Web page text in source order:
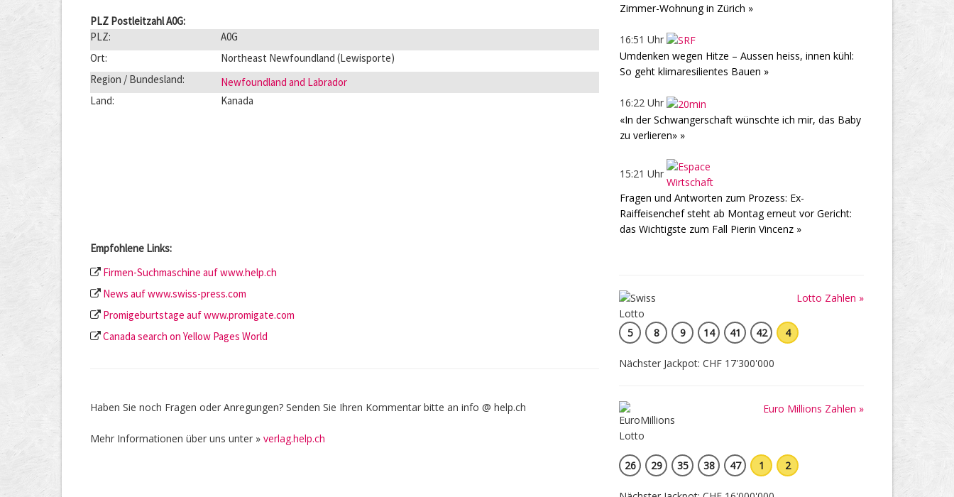
PLZ Postleitzahl A0G:
PLZ:
A0G
Ort:
Northeast Newfoundland (Lewisporte)
Region / Bundesland:
Newfoundland and Labrador
Land:
Kanada
Empfohlene Links:
Firmen-Suchmaschine auf www.help.ch
News auf www.swiss-press.com
Promigeburtstage auf www.promigate.com
Canada search on Yellow Pages World
Haben Sie noch Fragen oder Anregungen? Senden Sie Ihren Kommentar bitte an info @ help.ch
Mehr Informationen über uns unter » verlag.help.ch
Zimmer-Wohnung in Zürich »
16:51 Uhr
Umdenken wegen Hitze – Aussen heiss, innen kühl:
So geht klimaresilientes Bauen »
16:22 Uhr
«In der Schwangerschaft wünschte ich mir, das Baby
zu verlieren» »
15:21 Uhr
Fragen und Antworten zum Prozess: Ex-
Raiffeisenchef steht ab Montag erneut vor Gericht:
das Wichtigste zum Fall Pierin Vincenz »
Lotto Zahlen »
5 8 9 14 41 42 4
Nächster Jackpot: CHF 17'300'000
Euro Millions Zahlen »
26 29 35 38 47 1 2